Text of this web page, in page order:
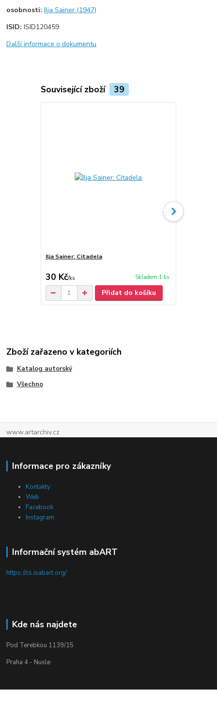
osobnosti:Ilja Sainer (1947)
ISID:ISID120459
Další informace o dokumentu
Související zboží 39
Ilja Sainer: Citadela
30 Kč/ks Skladem 1 ks
Přidat do košíku
Zboží zařazeno v kategoriích
Katalog autorský
Všechno
www.artarchiv.cz
Informace pro zákazníky
Kontakty
Web
Facebook
Instagram
Informační systém abART
https://cs.isabart.org/
Kde nás najdete
Pod Terebkou 1139/15
Praha 4 - Nusle